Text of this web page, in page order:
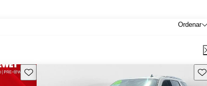
Ordenar
Guarda este Aviso